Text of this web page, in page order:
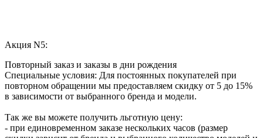
Акция N5:
Повторный заказ и заказы в дни рождения
Специальные условия: Для постоянных покупателей при
повторном обращении мы предоставляем скидку от 5 до 15%
в зависимости от выбранного бренда и модели.
Так же вы можете получить льготную цену:
- при единовременном заказе нескольких часов (размер